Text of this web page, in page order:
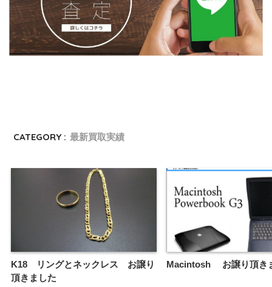
CATEGORY : 最新買取実績
K18 リングとネックレス お譲り
頂きました
Macintosh お譲り頂き